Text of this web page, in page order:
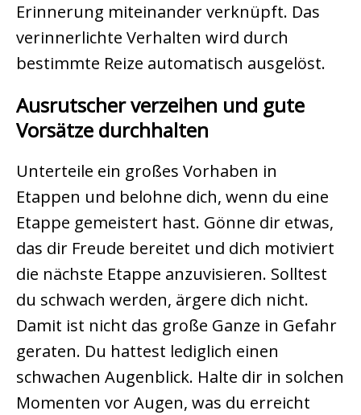
Erinnerung miteinander verknüpft. Das
verinnerlichte Verhalten wird durch
bestimmte Reize automatisch ausgelöst.
Ausrutscher verzeihen und gute
Vorsätze durchhalten
Unterteile ein großes Vorhaben in
Etappen und belohne dich, wenn du eine
Etappe gemeistert hast. Gönne dir etwas,
das dir Freude bereitet und dich motiviert
die nächste Etappe anzuvisieren. Solltest
du schwach werden, ärgere dich nicht.
Damit ist nicht das große Ganze in Gefahr
geraten. Du hattest lediglich einen
schwachen Augenblick. Halte dir in solchen
Momenten vor Augen, was du erreicht